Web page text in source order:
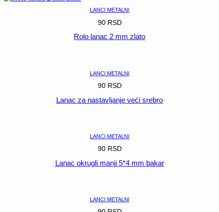
LANCI METALNI
90 RSD
Rolo lanac 2 mm zlato
LANCI METALNI
90 RSD
Lanac za nastavljanje veći srebro
LANCI METALNI
90 RSD
Lanac okrugli manji 5*4 mm bakar
LANCI METALNI